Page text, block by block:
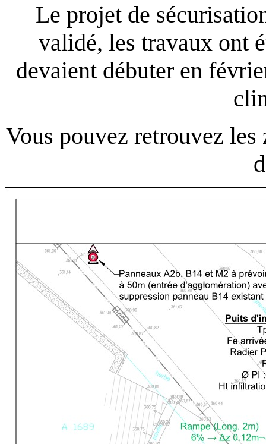
Le projet de
validé, les travaux ont
devaient débuter en
Vous pouvez retrouvez les